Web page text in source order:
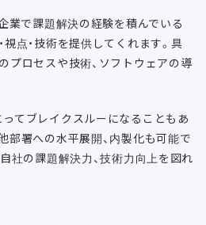
業で課題解決の経験を積んでいる
視点・技術を提供してくれます。具
プロセスや技術、ソフトウェアの導
てブレイクスルーになることもあ
部署への水平展開、内製化も可能で
社の課題解決力、技術力向上を図れ